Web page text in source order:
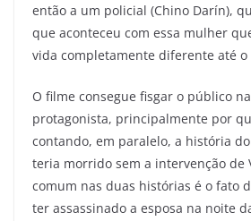
então a um policial (Chino Darín),
que aconteceu com essa mulher
vida completamente diferente até
O filme consegue fisgar o público
protagonista, principalmente por
contando, em paralelo, a história
teria morrido sem a intervenção de
comum nas duas histórias é o fato
ter assassinado a esposa na noite